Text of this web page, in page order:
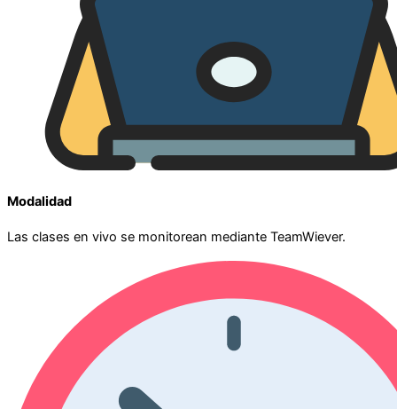
Modalidad
Las clases en vivo se monitorean mediante TeamWiever.